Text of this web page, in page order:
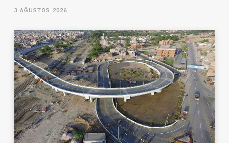
3 AĞUSTOS 2026